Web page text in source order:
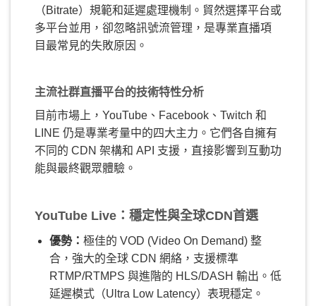
（Bitrate）規範和延遲處理機制。貿然選擇平台或
多平台並用，卻忽略訊號流管理，是專業直播項
目最常見的失敗原因。
主流社群直播平台的技術特性分析
目前市場上，YouTube、Facebook、Twitch 和
LINE 仍是專業考量中的四大主力。它們各自擁有
不同的 CDN 架構和 API 支援，直接影響到互動功
能與最終觀眾體驗。
YouTube Live：穩定性與全球CDN首選
優勢： 極佳的 VOD (Video On Demand) 整
合，強大的全球 CDN 網絡，支援標準
RTMP/RTMPS 與進階的 HLS/DASH 輸出。低
延遲模式（Ultra Low Latency）表現穩定。